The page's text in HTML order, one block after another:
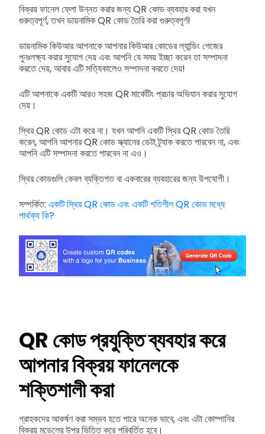
বিক্রয় ফানেল ফ্লো উন্নত করার জন্য QR কোড ব্যবহার করা যখন
গুরুত্বপূর্ণ, তখন ডায়নামিক QR কোড তৈরি করা গুরুত্বপূর্ণ!
ডায়নামিক কিউআর আপনাকে আপনার কিউআর কোডের ল্যান্ডিং পেজের
পুনঃলক্ষ্য করার সুযোগ দেয় এবং আপনি যে সময় ইচ্ছা করেন তা সম্পাদনা
করতে দেয়, আবার এটি সত্যিকালেও সম্পাদনা করতে দেয়!
এটি আপনাকে একটি আরও সহজ QR মার্কেটিং প্রচার অভিযান করার সুযোগ
দেয়।
স্থির QR কোড এটা করে না। যখন আপনি একটি স্থির QR কোড তৈরি
করেন, আপনি আপনার QR কোড স্ক্যানের ডেটা ট্র্যাক করতে পারবেন না, এবং
আপনি এটি সম্পাদনা করতে পারবেন না এও।
স্থির কোডগুলি কেবল ব্যক্তিগত বা একবারের ব্যবহারের জন্য উপযোগী।
সম্পর্কিত: একটি স্থির QR কোড এবং একটি গতিশীল QR কোড মধ্যে
পার্থক্য কি?
QR কোড প্রযুক্তি ব্যবহার করে
আপনার বিক্রয় ফানেলকে
শক্তিশালী করা
গ্রাহকদের আকর্ষণ করা সম্ভব হতে পারে অনেক ভাবে, এবং এটা কোম্পানির
বিক্রয় মডেলের উপর ভিত্তি করে পরিবর্তিত হবে।